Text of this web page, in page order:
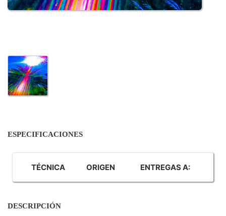
ESPECIFICACIONES
TÉCNICA ORIGEN ENTREGAS A:
DESCRIPCIÓN